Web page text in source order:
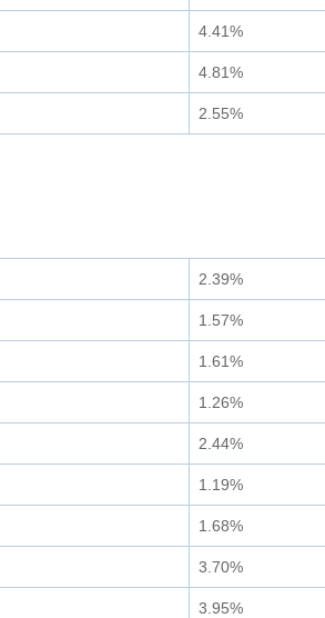
4.41%
4.81%
2.55%
2.39%
1.57%
1.61%
1.26%
2.44%
1.19%
1.68%
3.70%
3.95%